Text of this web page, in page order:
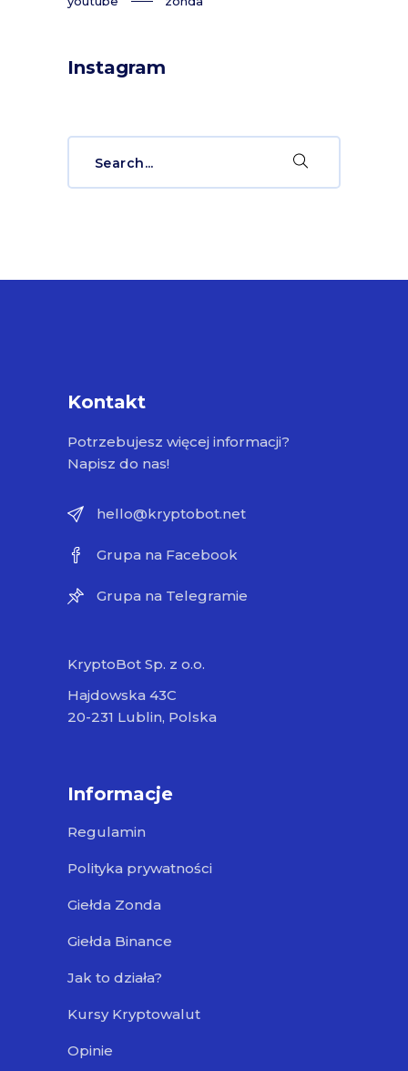
Instagram
Kontakt
Potrzebujesz więcej informacji?
Napisz do nas!
hello@kryptobot.net
Grupa na Facebook
Grupa na Telegramie
KryptoBot Sp. z o.o.
Hajdowska 43C
20-231 Lublin, Polska
Informacje
Regulamin
Polityka prywatności
Giełda Zonda
Giełda Binance
Jak to działa?
Kursy Kryptowalut
Opinie